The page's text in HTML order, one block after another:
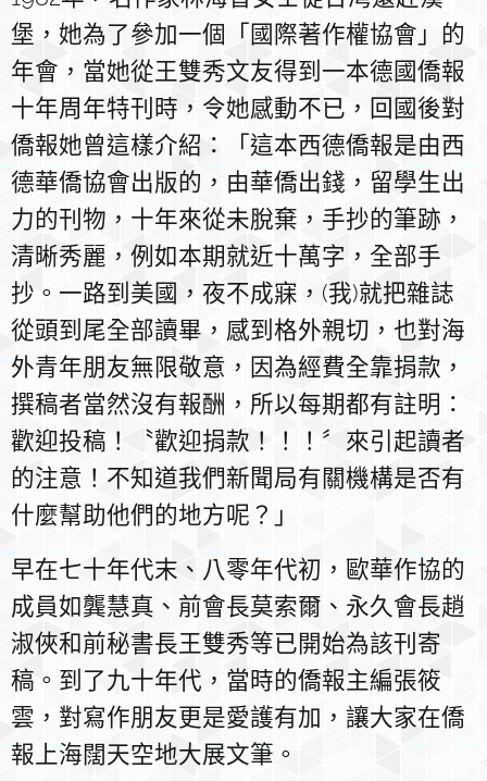
堡，她為了參加一個「國際著作權協會」的
年會，當她從王雙秀文友得到一本德國僑報
十年周年特刊時，令她感動不已，回國後對
僑報她曾這樣介紹：「這本西德僑報是由西
德華僑協會出版的，由華僑出錢，留學生出
力的刊物，十年來從未脫棄，手抄的筆跡，
清晰秀麗，例如本期就近十萬字，全部手
抄。一路到美國，夜不成寐，(我)就把雜誌
從頭到尾全部讀畢，感到格外親切，也對海
外青年朋友無限敬意，因為經費全靠捐款，
撰稿者當然沒有報酬，所以每期都有註明：
歡迎投稿！〝歡迎捐款！！！〞來引起讀者
的注意！不知道我們新聞局有關機構是否有
什麼幫助他們的地方呢？」
早在七十年代末、八零年代初，歐華作協的
成員如龔慧真、前會長莫索爾、永久會長趙
淑俠和前秘書長王雙秀等已開始為該刊寄
稿。到了九十年代，當時的僑報主編張筱
雲，對寫作朋友更是愛護有加，讓大家在僑
報上海闊天空地大展文筆。